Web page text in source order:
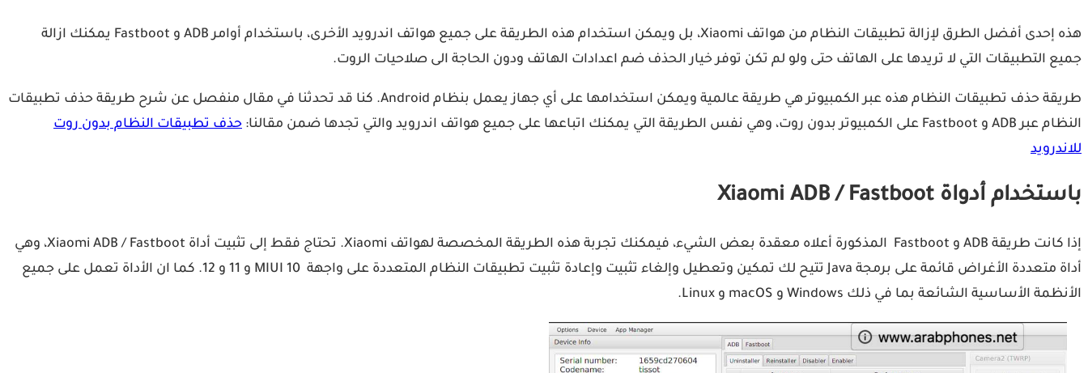
هذه إحدى أفضل الطرق لإزالة تطبيقات النظام من هواتف Xiaomi، بل ويمكن استخدام هذه الطريقة على جميع هواتف اندرويد الأخرى، باستخدام أوامر ADB و Fastboot يمكنك ازالة
جميع التطبيقات التي لا تريدها على الهاتف حتى ولو لم تكن توفر خيار الحذف ضم اعدادات الهاتف ودون الحاجة الى صلاحيات الروت.
طريقة حذف تطبيقات النظام هذه عبر الكمبيوتر هي طريقة عالمية ويمكن استخدامها على أي جهاز يعمل بنظام Android. كنا قد تحدثنا في مقال منفصل عن شرح طريقة حذف تطبيقات
النظام عبر ADB و Fastboot على الكمبيوتر بدون روت، وهي نفس الطريقة التي يمكنك اتباعها على جميع هواتف اندرويد والتي تجدها ضمن مقالنا:
حذف تطبيقات النظام بدون روت
للاندرويد
باستخدام أدواة Xiaomi ADB / Fastboot
إذا كانت طريقة ADB و Fastboot المذكورة أعلاه معقدة بعض الشيء، فيمكنك تجربة هذه الطريقة المخصصة لهواتف Xiaomi. تحتاج فقط إلى تثبيت أداة Xiaomi ADB / Fastboot، وهي
أداة متعددة الأغراض قائمة على برمجة Java تتيح لك تمكين وتعطيل وإلغاء تثبيت وإعادة تثبيت تطبيقات النظام المتعددة على واجهة MIUI 10 و 11 و 12. كما ان الأداة تعمل على جميع
الأنظمة الأساسية الشائعة بما في ذلك Windows و macOS و Linux.